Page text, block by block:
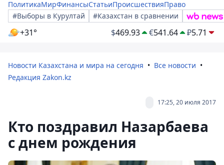
ПолитикаМирФинансыСтатьиПроисшествияПраво
#Выборы в Курултай
#Казахстан в сравнении
+31° $469.93 €541.64 ₽5.71
Новости Казахстана и мира на сегодня
Все новости
Редакция Zakon.kz
17:25, 20 июля 2017
Кто поздравил Назарбаева
с днем рождения